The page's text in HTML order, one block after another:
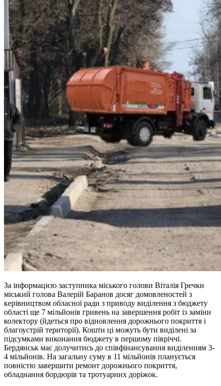
За інформацією заступника міського голови Віталія Гречки
міський голова Валерій Баранов досяг домовленостей з
керівництвом обласної ради з приводу виділення з бюджету
області ще 7 мільйонів гривень на завершення робіт із заміни
колектору (йдеться про відновлення дорожнього покриття і
благоустрій території). Кошти ці можуть бути виділені за
підсумками виконання бюджету в першому півріччі.
Бердянськ має долучитись до співфінансування виділенням 3-
4 мільйонів. На загальну суму в 11 мільйонів планується
повністю завершити ремонт дорожнього покриття,
обладнання бордюрів та тротуарних доріжок.